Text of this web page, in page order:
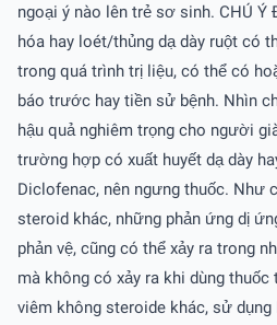
ngoại ý nào lên trẻ sơ sinh. CHÚ Ý
hóa hay loét/thủng dạ dày ruột có
trong quá trình trị liệu, có thể có
báo trước hay tiền sử bệnh. Nhìn
hậu quả nghiêm trọng cho người
trường hợp có xuất huyết dạ dày
Diclofenac, nên ngưng thuốc. Như
steroid khác, những phản ứng dị
phản vệ, cũng có thể xảy ra trong
mà không có xảy ra khi dùng
viêm không steroide khác, sử